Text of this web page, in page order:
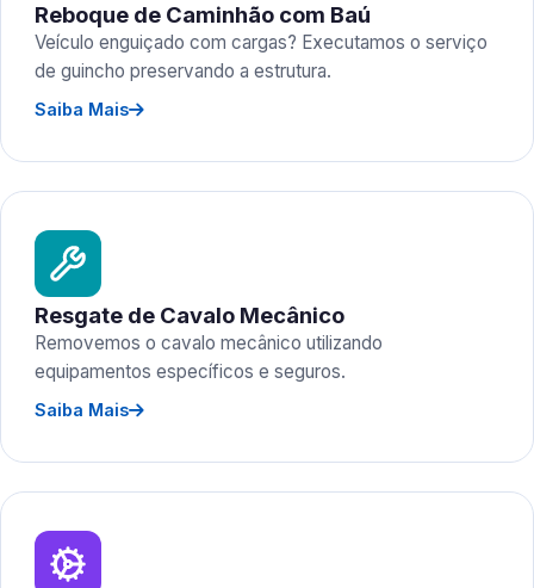
Reboque de Caminhão com Baú
Veículo enguiçado com cargas? Executamos o serviço
de guincho preservando a estrutura.
Saiba Mais
Resgate de Cavalo Mecânico
Removemos o cavalo mecânico utilizando
equipamentos específicos e seguros.
Saiba Mais